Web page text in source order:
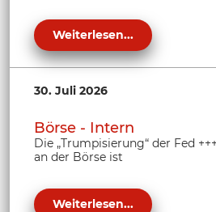
Weiterlesen...
30. Juli 2026
Börse - Intern
Die „Trumpisierung“ der Fed
an der Börse ist
Weiterlesen...